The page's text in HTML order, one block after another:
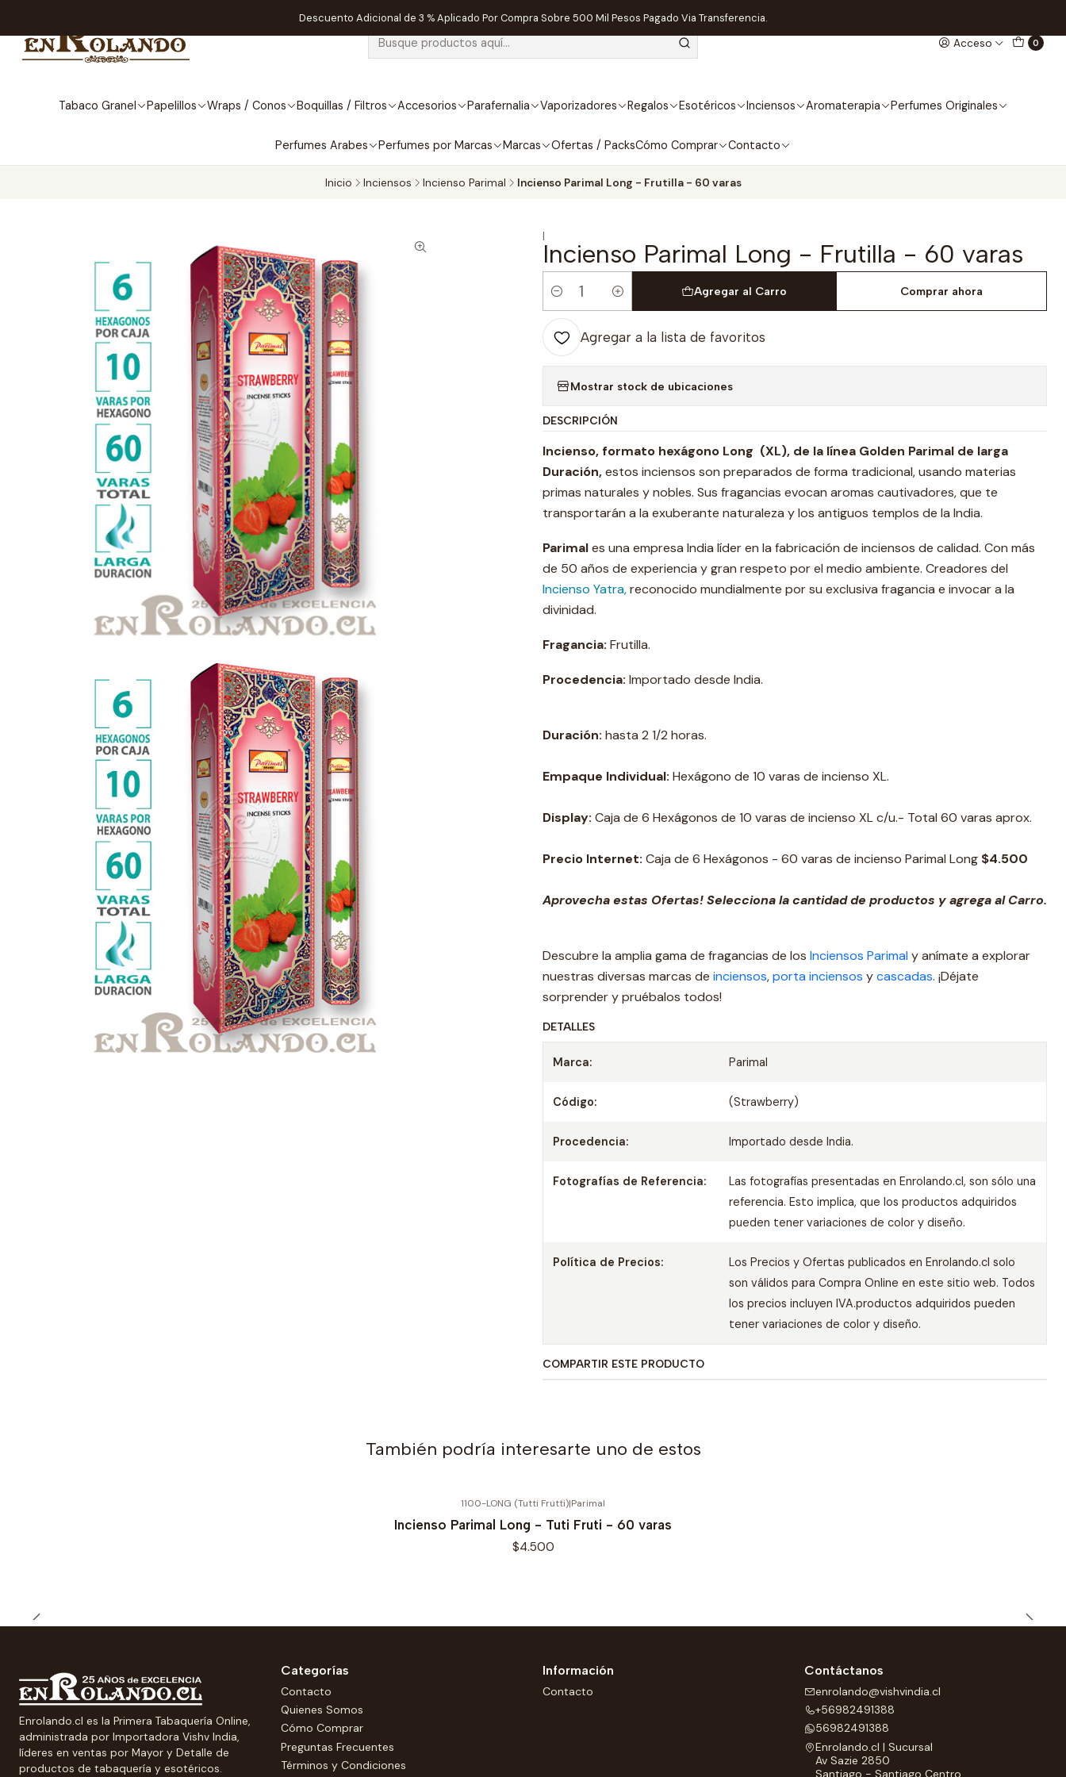
Acceso 0
Tabaco Granel Papelillos Wraps / Conos Boquillas / Filtros Accesorios Parafernalia Vaporizadores Regalos Esotéricos Inciensos Aromaterapia Perfumes Originales
Perfumes Arabes Perfumes por Marcas Marcas Ofertas / PacksCómo Comprar Contacto
Descuento Adicional de 3 % Aplicado Por Compra Sobre 500 Mil Pesos Pagado Via Transferencia.
Inicio Inciensos Incienso Parimal Incienso Parimal Long - Frutilla - 60 varas
|
Incienso Parimal Long - Frutilla - 60 varas
Cantidad
Agregar al Carro Comprar ahora
Agregar a la lista de favoritos
Mostrar stock de ubicaciones
DESCRIPCIÓN
Incienso, formato hexágono Long (XL), de la línea Golden Parimal de larga
Duración,estos inciensos son preparados de forma tradicional, usando materias
primas naturales y nobles. Sus fragancias evocan aromas cautivadores, que te
transportarán a la exuberante naturaleza y los antiguos templos de la India.
Parimales una empresa India líder en la fabricación de inciensos de calidad. Con más
de 50 años de experiencia y gran respeto por el medio ambiente. Creadores del
Incienso Yatra,reconocido mundialmente por su exclusiva fragancia e invocar a la
divinidad.
Fragancia: Frutilla.
Procedencia: Importado desde India.
Duración: hasta 2 1/2 horas.
Empaque Individual: Hexágono de 10 varas de incienso XL.
Display: Caja de 6 Hexágonos de 10 varas de incienso XL c/u.- Total 60 varas aprox.
Precio Internet: Caja de 6 Hexágonos - 60 varas de incienso Parimal Long $4.500
Aprovecha estas Ofertas! Selecciona la cantidad de productos y agrega al Carro.
Descubre la amplia gama de fragancias de los Inciensos Parimal y anímate a explorar
nuestras diversas marcas de inciensos,porta inciensos ycascadas. ¡Déjate
sorprender y pruébalos todos!
DETALLES
Marca: Parimal
Código: (Strawberry)
Procedencia: Importado desde India.
Fotografías de Referencia:
Las fotografías presentadas en Enrolando.cl, son sólo una
referencia. Esto implica, que los productos adquiridos
pueden tener variaciones de color y diseño.
Política de Precios:
Los Precios y Ofertas publicados en Enrolando.cl solo
son válidos para Compra Online en este sitio web. Todos
los precios incluyen IVA.productos adquiridos pueden
tener variaciones de color y diseño.
COMPARTIR ESTE PRODUCTO
También podría interesarte uno de estos
1100-LONG (Tutti Frutti)|Parimal
Incienso Parimal Long - Tuti Fruti - 60 varas
$4.500
Enrolando.cl es la Primera Tabaquería Online,
administrada por Importadora Vishv India,
líderes en ventas por Mayor y Detalle de
productos de tabaquería y esotéricos.
Categorías
Contacto
Quienes Somos
Cómo Comprar
Preguntas Frecuentes
Términos y Condiciones
Información
Contacto
Contáctanos
enrolando@vishvindia.cl
+56982491388
56982491388
Enrolando.cl | Sucursal
Av Sazie 2850
Santiago - Santiago Centro